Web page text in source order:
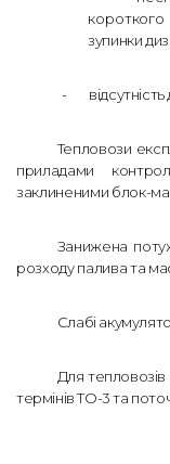
зупинки
-
Тепловози
приладами
заклиненими блок-
Занижена
розходу палива та
Слабі
Для
термінів ТО-3 та